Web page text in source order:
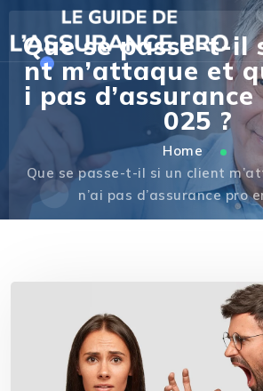
Que se passe-t-il
nt m’attaque et
i pas
025 ?
Home
Que se passe-t-il si un client
n’ai pas d’assurance pro